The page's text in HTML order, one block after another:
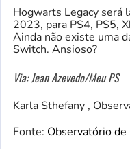
Hogwarts Legacy será
2023, para PS4, PS5,
Ainda não existe uma
Switch. Ansioso?
Via: Jean Azevedo/Meu PS
Karla Sthefany ,
Fonte: Observatório de